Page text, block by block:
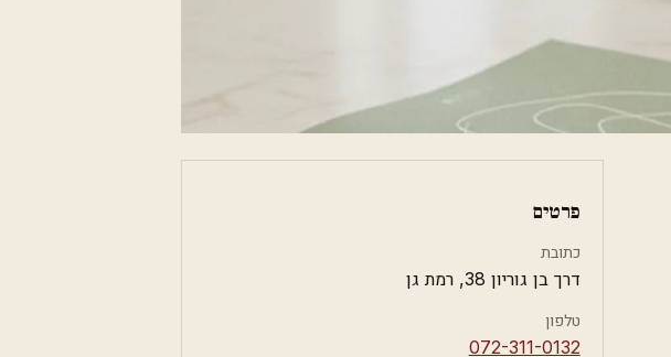
פרטים
כתובת
דרך בן גוריון 38, רמת גן
טלפון
⁦072-311-0132⁩